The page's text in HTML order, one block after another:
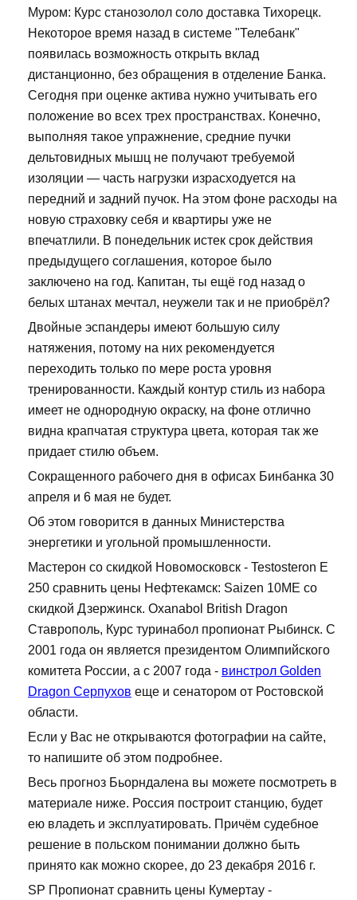
Муром: Курс станозолол соло доставка Тихорецк.
Некоторое время назад в системе "Телебанк"
появилась возможность открыть вклад
дистанционно, без обращения в отделение Банка.
Сегодня при оценке актива нужно учитывать его
положение во всех трех пространствах. Конечно,
выполняя такое упражнение, средние пучки
дельтовидных мышц не получают требуемой
изоляции — часть нагрузки израсходуется на
передний и задний пучок. На этом фоне расходы на
новую страховку себя и квартиры уже не
впечатлили. В понедельник истек срок действия
предыдущего соглашения, которое было
заключено на год. Капитан, ты ещё год назад о
белых штанах мечтал, неужели так и не приобрёл?
Двойные эспандеры имеют большую силу
натяжения, потому на них рекомендуется
переходить только по мере роста уровня
тренированности. Каждый контур стиль из набора
имеет не однородную окраску, на фоне отлично
видна крапчатая структура цвета, которая так же
придает стилю объем.
Сокращенного рабочего дня в офисах Бинбанка 30
апреля и 6 мая не будет.
Об этом говорится в данных Министерства
энергетики и угольной промышленности.
Мастерон со скидкой Новомосковск - Testosteron E
250 сравнить цены Нефтекамск: Saizen 10ME со
скидкой Дзержинск. Oxanabol British Dragon
Ставрополь, Курс туринабол пропионат Рыбинск. С
2001 года он является президентом Олимпийского
комитета России, а с 2007 года - винстрол Golden
Dragon Серпухов еще и сенатором от Ростовской
области.
Если у Вас не открываются фотографии на сайте,
то напишите об этом подробнее.
Весь прогноз Бьорндалена вы можете посмотреть в
материале ниже. Россия построит станцию, будет
ею владеть и эксплуатировать. Причём судебное
решение в польском понимании должно быть
принято как можно скорее, до 23 декабря 2016 г.
SP Пропионат сравнить цены Кумертау -